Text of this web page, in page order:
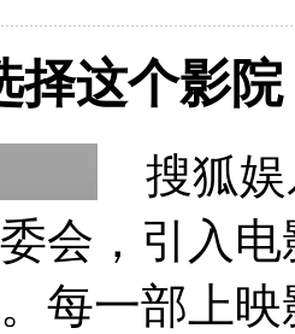
择这个影院
搜狐娱
会，引入
每一部上